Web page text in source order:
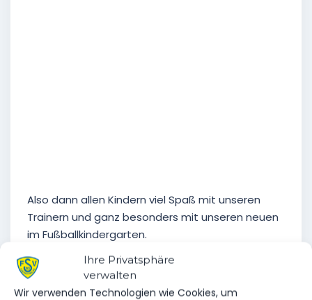
Ihre Privatsphäre
verwalten
Wir verwenden Technologien wie Cookies, um
Also dann allen Kindern viel Spaß mit unseren
Trainern und ganz besonders mit unseren neuen
im Fußballkindergarten.